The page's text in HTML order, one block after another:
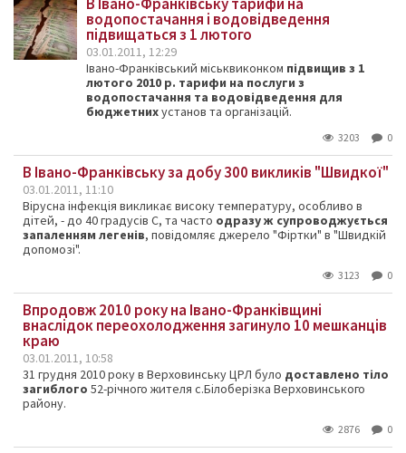
водопостачання і водовідведення
підвищаться з 1 лютого
03.01.2011, 12:29
Івано-Франківський міськвиконком підвищив з 1
лютого 2010 р. тарифи на послуги з
водопостачання та водовідведення для
бюджетнихустанов та організацій.
3203 0
В Івано-Франківську за добу 300 викликів "Швидкої"
03.01.2011, 11:10
Вірусна інфекція викликає високу температуру, особливо в
дітей, - до 40 градусів С, та часто одразу ж супроводжується
запаленням легенів, повідомляє джерело "Фіртки" в "Швидкій
допомозі".
3123 0
Впродовж 2010 року на Івано-Франківщині
внаслідок переохолодження загинуло 10 мешканців
краю
03.01.2011, 10:58
31 грудня 2010 року в Верховинську ЦРЛ було доставлено тіло
загиблого 52-річного жителя с.Білоберізка Верховинського
району.
2876 0